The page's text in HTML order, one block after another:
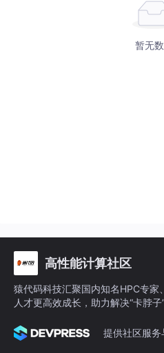
暂无
高性能计算社区
猿代码科技汇聚国内知名HPC专
人才更高效成长，助力解决“卡脖子
提供社区服